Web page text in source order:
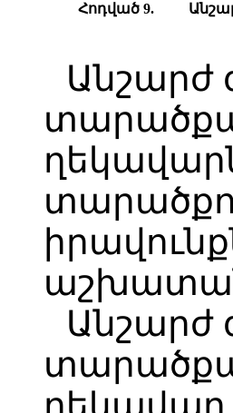
Հոդված 9.
Անշարժ
Անշարժ